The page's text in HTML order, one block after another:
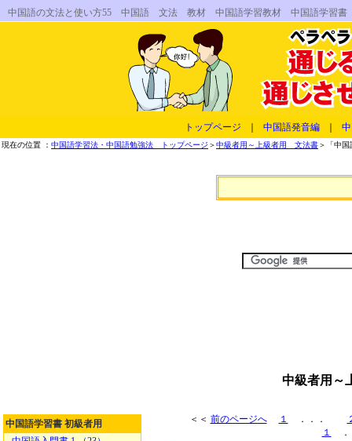
中国語の文法と使い方55 中国語 文法 教材 中国語学習教材 中国語学習
トップページ 中国語発音編
現在の位置 ： 中国語学習法・中国語勉強法 トップページ ＞中級者用～上級者用 文法書＞「中
中級者用～
中国語学習書 初級者用
＜＜ 前のページへ １ ．．．
１